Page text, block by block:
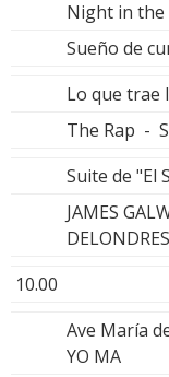
Night in the
Sueño de
Lo que trae
The Rap -
Suite de "El
JAMES
DELONDRES
10.00
Ave María
YO MA